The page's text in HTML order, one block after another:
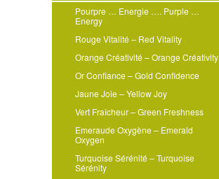
Pourpre … Energie …. Purple …
Energy
Rouge Vitalité – Red Vitality
Orange Créativité – Orange Créativity
Or Confiance – Gold Confidence
Jaune Joie – Yellow Joy
Vert Fraîcheur – Green Freshness
Emeraude Oxygène – Emerald
Oxygen
Turquoise Sérénité – Turquoise
Sérénity